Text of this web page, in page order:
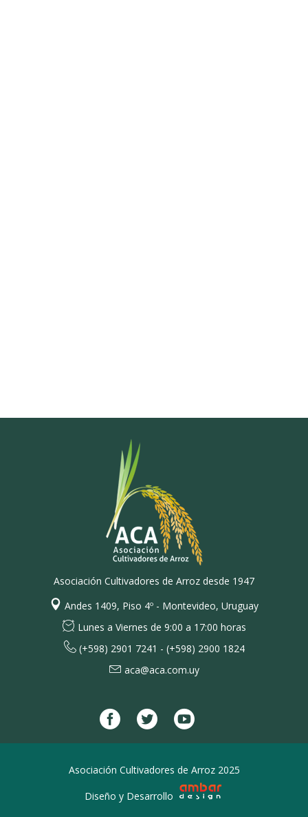
Asociación Cultivadores de Arroz desde 1947
Andes 1409, Piso 4º - Montevideo, Uruguay
Lunes a Viernes de 9:00 a 17:00 horas
(+598) 2901 7241 - (+598) 2900 1824
aca@aca.com.uy
Asociación Cultivadores de Arroz 2025
Diseño y Desarrollo